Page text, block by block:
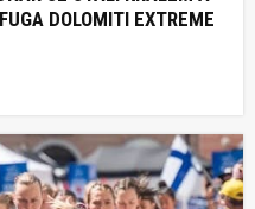
DOLOMITI EXTREME